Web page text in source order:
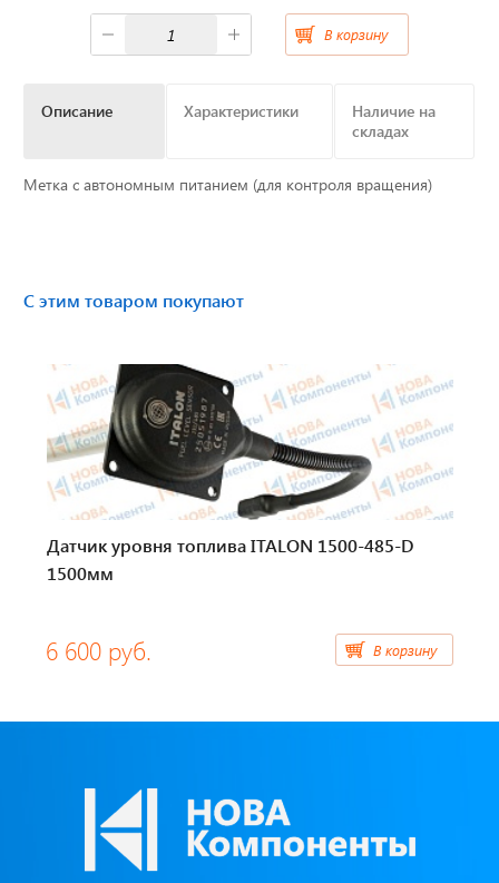
Видеонаблюдение на транспорте
Тахографы
Элементы питания
GPS/GSM Антенны
Автоклимат
Переходники, оси датчиков скорости
Спидометры
В корзину
Описание Характеристики
Наличие на
складах
Метка с автономным питанием (для контроля вращения)
С этим товаром покупают
Датчик уровня топлива ITALON 1500-485-D
1500мм
6 600 руб. В корзину